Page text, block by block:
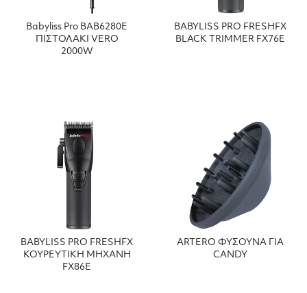
Babyliss Pro BAB6280Ε
ΠΙΣΤΟΛΑΚΙ VERO
2000W
BABYLISS PRO FRESHFX
BLACK TRIMMER FX76E
BABYLISS PRO FRESHFX
ΚΟΥΡΕΥΤΙΚΗ ΜΗΧΑΝΗ
FX86E
ARTERO ΦΥΣΟΥΝΑ ΓΙΑ
CANDY